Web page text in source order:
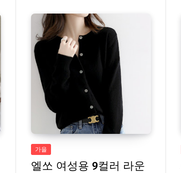
가을
엘쏘 여성용 9컬러 라운